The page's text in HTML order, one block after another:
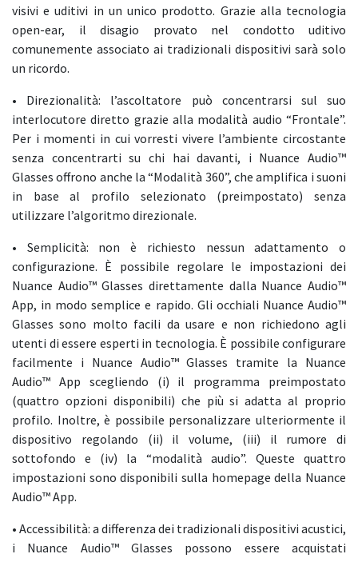
visivi e uditivi in un unico prodotto. Grazie alla tecnologia
open-ear, il disagio provato nel condotto uditivo
comunemente associato ai tradizionali dispositivi sarà solo
un ricordo.
• Direzionalità: l’ascoltatore può concentrarsi sul suo
interlocutore diretto grazie alla modalità audio “Frontale”.
Per i momenti in cui vorresti vivere l’ambiente circostante
senza concentrarti su chi hai davanti, i Nuance Audio™
Glasses offrono anche la “Modalità 360”, che amplifica i suoni
in base al profilo selezionato (preimpostato) senza
utilizzare l’algoritmo direzionale.
• Semplicità: non è richiesto nessun adattamento o
configurazione. È possibile regolare le impostazioni dei
Nuance Audio™ Glasses direttamente dalla Nuance Audio™
App, in modo semplice e rapido. Gli occhiali Nuance Audio™
Glasses sono molto facili da usare e non richiedono agli
utenti di essere esperti in tecnologia. È possibile configurare
facilmente i Nuance Audio™ Glasses tramite la Nuance
Audio™ App scegliendo (i) il programma preimpostato
(quattro opzioni disponibili) che più si adatta al proprio
profilo. Inoltre, è possibile personalizzare ulteriormente il
dispositivo regolando (ii) il volume, (iii) il rumore di
sottofondo e (iv) la “modalità audio”. Queste quattro
impostazioni sono disponibili sulla homepage della Nuance
Audio™ App.
• Accessibilità: a differenza dei tradizionali dispositivi acustici,
i Nuance Audio™ Glasses possono essere acquistati